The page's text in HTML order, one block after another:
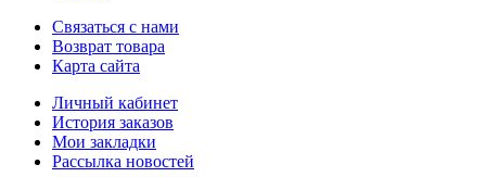
Связаться с нами
Возврат товара
Карта сайта
Личный кабинет
История заказов
Мои закладки
Рассылка новостей